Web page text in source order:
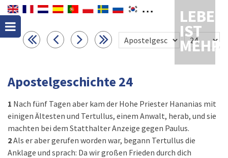
LEBEN
IST
MEHR
Apostelgeschichte 24
1 Nach fünf Tagen aber kam der Hohe Priester Hananias mit
einigen Ältesten und Tertullus, einem Anwalt, herab, und sie
machten bei dem Statthalter Anzeige gegen Paulus.
2Als er aber gerufen worden war, begann Tertullus die
Anklage und sprach: Da wir großen Frieden durch dich